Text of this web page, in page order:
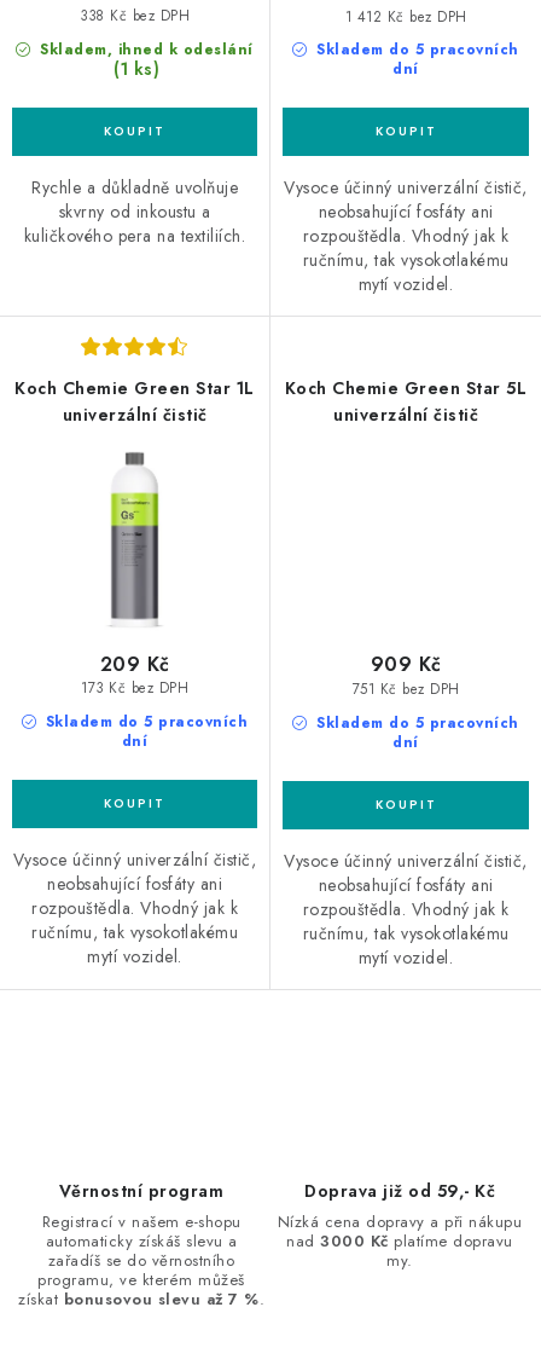
Skladem, ihned k odeslání
(1 ks)
338 Kč bez DPH
Rychle a důkladně uvolňuje
skvrny od inkoustu a
kuličkového pera na textiliích.
Skladem do 5 pracovních
dní
1 412 Kč bez DPH
Vysoce účinný univerzální čistič,
neobsahující fosfáty ani
rozpouštědla. Vhodný jak k
ručnímu, tak vysokotlakému
mytí vozidel.
Koch Chemie Green Star 1L
univerzální čistič
Skladem do 5 pracovních
dní
173 Kč bez DPH
209 Kč
Vysoce účinný univerzální čistič,
neobsahující fosfáty ani
rozpouštědla. Vhodný jak k
ručnímu, tak vysokotlakému
mytí vozidel.
Koch Chemie Green Star 5L
univerzální čistič
Skladem do 5 pracovních
dní
751 Kč bez DPH
909 Kč
Vysoce účinný univerzální čistič,
neobsahující fosfáty ani
rozpouštědla. Vhodný jak k
ručnímu, tak vysokotlakému
mytí vozidel.
p
Věrnostní program
Registrací v našem e-shopu
automaticky získáš slevu a
zařadíš se do věrnostního
programu, ve kterém můžeš
získat bonusovou slevu až 7 %.
Doprava již od 59,- Kč
Nízká cena dopravy a při nákupu
nad3000 Kč platíme dopravu
my.